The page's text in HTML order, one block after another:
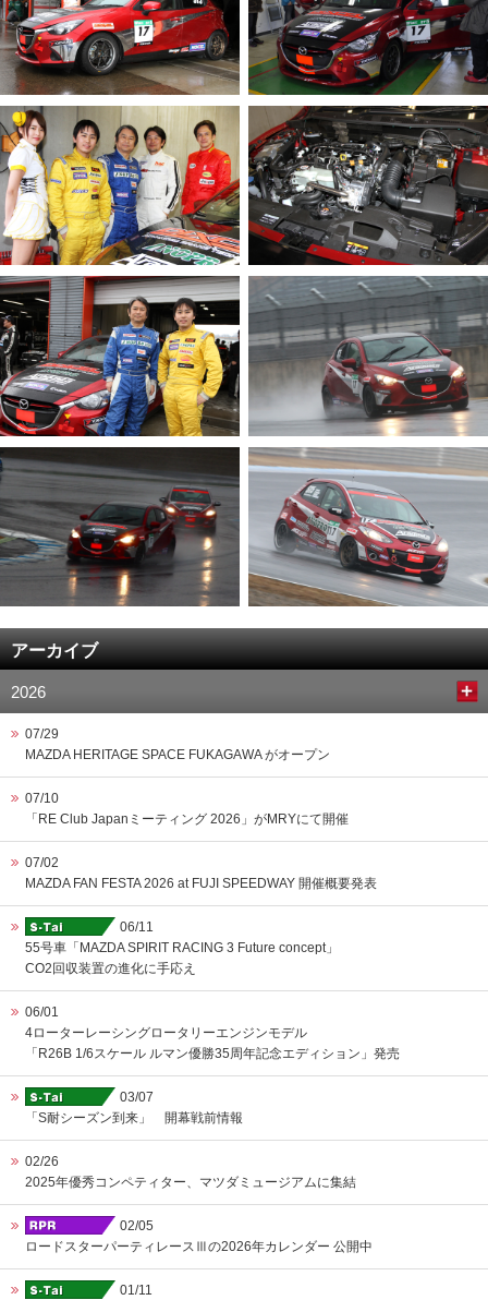
アーカイブ
2026
07/29
MAZDA HERITAGE SPACE FUKAGAWA がオープン
07/10
「RE Club Japanミーティング 2026」がMRYにて開催
07/02
MAZDA FAN FESTA 2026 at FUJI SPEEDWAY 開催概要発表
06/11
55号車「MAZDA SPIRIT RACING 3 Future concept」
CO2回収装置の進化に手応え
06/01
4ローターレーシングロータリーエンジンモデル
「R26B 1/6スケール ルマン優勝35周年記念エディション」発売
03/07
「S耐シーズン到来」 開幕戦前情報
02/26
2025年優秀コンペティター、マツダミュージアムに集結
02/05
ロードスターパーティレースⅢの2026年カレンダー 公開中
01/11